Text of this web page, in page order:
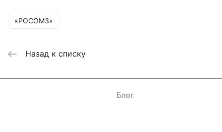
«РОСОМЗ»
Назад к списку
Блог